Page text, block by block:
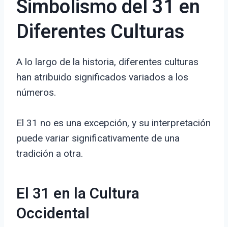
Simbolismo del 31 en
Diferentes Culturas
A lo largo de la historia, diferentes culturas
han atribuido significados variados a los
números.
El 31 no es una excepción, y su interpretación
puede variar significativamente de una
tradición a otra.
El 31 en la Cultura
Occidental